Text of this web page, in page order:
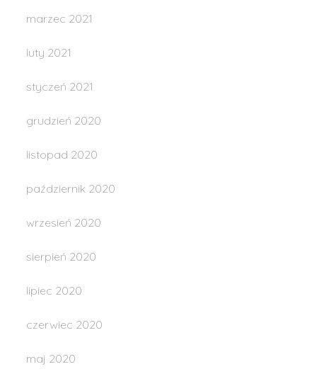
marzec 2021
luty 2021
styczeń 2021
grudzień 2020
listopad 2020
październik 2020
wrzesień 2020
sierpień 2020
lipiec 2020
czerwiec 2020
maj 2020